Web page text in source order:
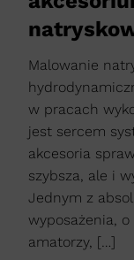
Malowanie
w pracach
jest sercem
akcesoria
szybsza, ale i
Jednym z
wyposażenia,
amatorzy, […]